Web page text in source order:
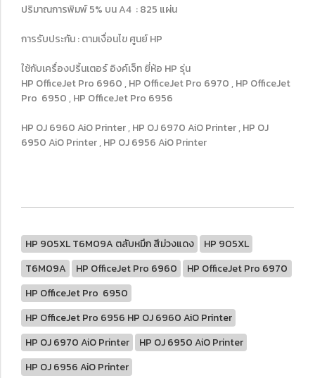
ปริมาณการพิมพ์ 5% บน A4 : 825 แผ่น
การรับประกัน : ตามเงื่อนไข ศูนย์ HP
ใช้กับเครื่องปริ้นเตอร์ อิงค์เจ็ท ยี่ห้อ HP รุ่น
HP OfficeJet Pro 6960 , HP OfficeJet Pro 6970 , HP OfficeJet
Pro 6950 , HP OfficeJet Pro 6956
HP OJ 6960 AiO Printer , HP OJ 6970 AiO Printer , HP OJ
6950 AiO Printer , HP OJ 6956 AiO Printer
HP 905XL T6M09A ตลับหมึก สีม่วงแดง
HP 905XL
T6M09A
HP OfficeJet Pro 6960
HP OfficeJet Pro 6970
HP OfficeJet Pro 6950
HP OfficeJet Pro 6956 HP OJ 6960 AiO Printer
HP OJ 6970 AiO Printer
HP OJ 6950 AiO Printer
HP OJ 6956 AiO Printer